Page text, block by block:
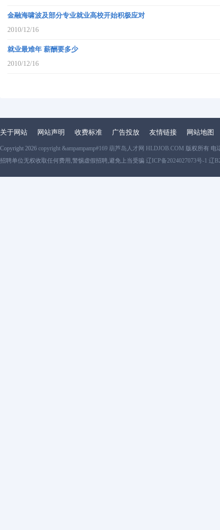
金融海啸波及部分专业就业高校开始积极应对
2010/12/16
就业最难年 薪酬要多少
2010/12/16
关于网站 网站声明 收费标准 广告投放 友情链接 网站地图
Copyright 2026 copyright &ampampamp#169 葫芦岛人才网 HLDJOB.COM 版权所有 电
招聘单位无权收取任何费用,警惕虚假招聘,避免上当受骗 辽ICP备2024027073号-1 辽